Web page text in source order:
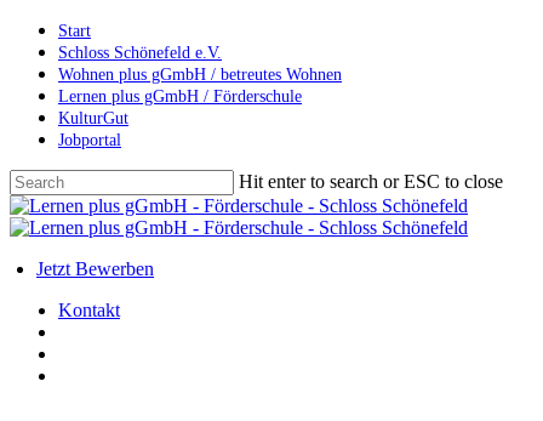
Skip
main
content
Start
Schloss Schönefeld e.V.
Wohnen plus gGmbH / betreutes Wohnen
Lernen plus gGmbH / Förderschule
KulturGut
Jobportal
Hit enter to search or ESC to close
Close
Search
search
account
MenuJetzt Bewerben
Kontakt